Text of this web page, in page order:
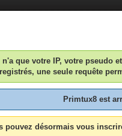
que votre IP, votre pseudo
une seule requête
Primtux8 est
pouvez désormais vous